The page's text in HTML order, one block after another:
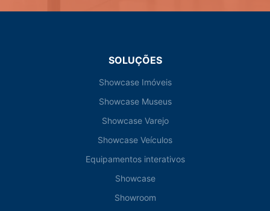
SOLUÇÕES
Showcase Imóveis
Showcase Museus
Showcase Varejo
Showcase Veículos
Equipamentos interativos
Showcase
Showroom